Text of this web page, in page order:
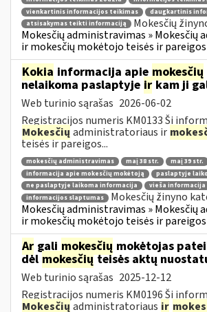
vienkartinis informacijos teikimas
daugkartinis
atsisakymas teikti informaciją
Mokesčių
Mokesčių administravimas » Mokesčių
ir mokesčių mokėtojo teisės ir pareigos
Kokia informacija apie mokesčių
nelaikoma paslaptyje irkam ji
Web turinio sąrašas 2026-06-02
Registracijos numeris KM0133 Ši
Mokesčių administratoriaus ir
teisės ir pareigos...
mokesčių administravimas maį 38 str. maį 39 str.
informacija apie mokesčių mokėtoją
paslaptyje
ne paslaptyje laikoma informacija
vieša informacija
informacijos slaptumas
Mokesčių žinyno
Mokesčių administravimas » Mokesčių
ir mokesčių mokėtojo teisės ir pareigos
Ar gali mokesčių mokėtojas
dėl mokesčiųteisės aktų
Web turinio sąrašas 2025-12-12
Registracijos numeris KM0196 Ši
Mokesčių administratoriaus ir